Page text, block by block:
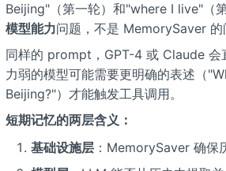
Beijing"（第一轮）和"where I live"（
模型能力问题，不是 MemorySaver 的
同样的 prompt，GPT-4 或 Claude 会
力弱的模型可能需要更明确的表述（
Beijing?"）才能触发工具调用。
短期记忆的两层含义：
基础设施层：MemorySaver 确保